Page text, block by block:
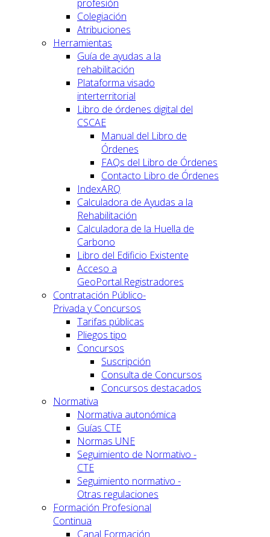
profesión
Colegiación
Atribuciones
Herramientas
Guía de ayudas a la
rehabilitación
Plataforma visado
interterritorial
Libro de órdenes digital del
CSCAE
Manual del Libro de
Órdenes
FAQs del Libro de Órdenes
Contacto Libro de Órdenes
IndexARQ
Calculadora de Ayudas a la
Rehabilitación
Calculadora de la Huella de
Carbono
Libro del Edificio Existente
Acceso a
GeoPortal.Registradores
Contratación Público-
Privada y Concursos
Tarifas públicas
Pliegos tipo
Concursos
Suscripción
Consulta de Concursos
Concursos destacados
Normativa
Normativa autonómica
Guías CTE
Normas UNE
Seguimiento de Normativo -
CTE
Seguimiento normativo -
Otras regulaciones
Formación Profesional
Continua
Canal Formación